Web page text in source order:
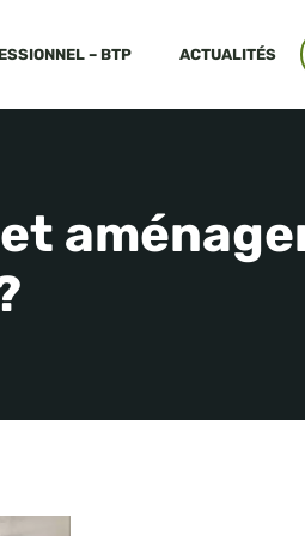
– BTP ACTUALITÉS